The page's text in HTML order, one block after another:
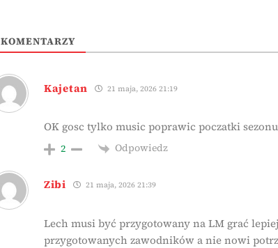
KOMENTARZY
Kajetan 21 maja, 2026 21:19
OK gosc tylko music poprawic poczatki
2 Odpowiedz
Zibi 21 maja, 2026 21:39
Lech musi być przygotowany na LM grać
przygotowanych zawodników a nie nowi